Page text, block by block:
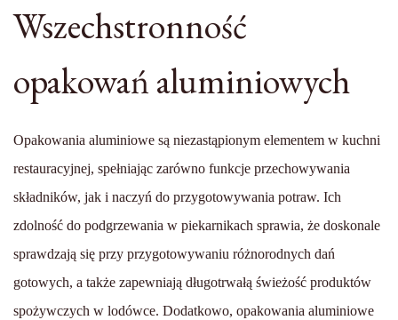
Wszechstronność
opakowań aluminiowych
Opakowania aluminiowe są niezastąpionym elementem w kuchni
restauracyjnej, spełniając zarówno funkcje przechowywania
składników, jak i naczyń do przygotowywania potraw. Ich
zdolność do podgrzewania w piekarnikach sprawia, że doskonale
sprawdzają się przy przygotowywaniu różnorodnych dań
gotowych, a także zapewniają długotrwałą świeżość produktów
spożywczych w lodówce. Dodatkowo, opakowania aluminiowe